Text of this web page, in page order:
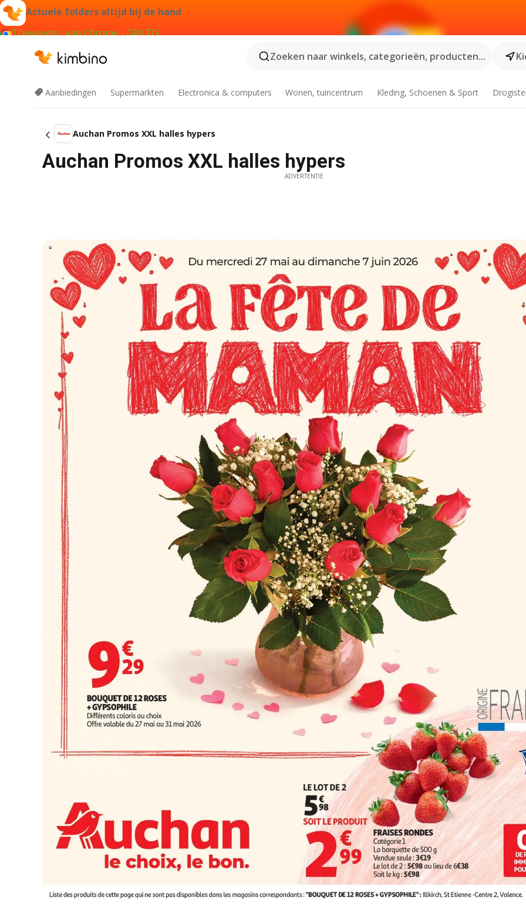
Actuele folders altijd bij de hand
Toevoegen aan Chrome - GRATIS
Zoeken naar winkels, categorieën, producten...
Aanbiedingen Supermarkten Electronica & computers Wonen, tuincentrum Kleding, Schoenen & Sport
Auchan Promos XXL halles hypers
Auchan Promos XXL halles hypers
ADVERTENTIE